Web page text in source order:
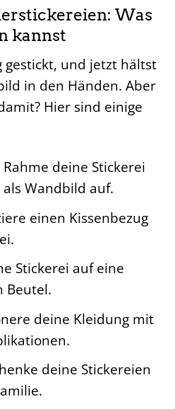
Was
kannst
gestickt, und jetzt hältst
in den Händen. Aber
Hier sind einige
Rahme deine Stickerei
Wandbild auf.
einen Kissenbezug
Stickerei auf eine
Beutel.
deine Kleidung mit
deine Stickereien